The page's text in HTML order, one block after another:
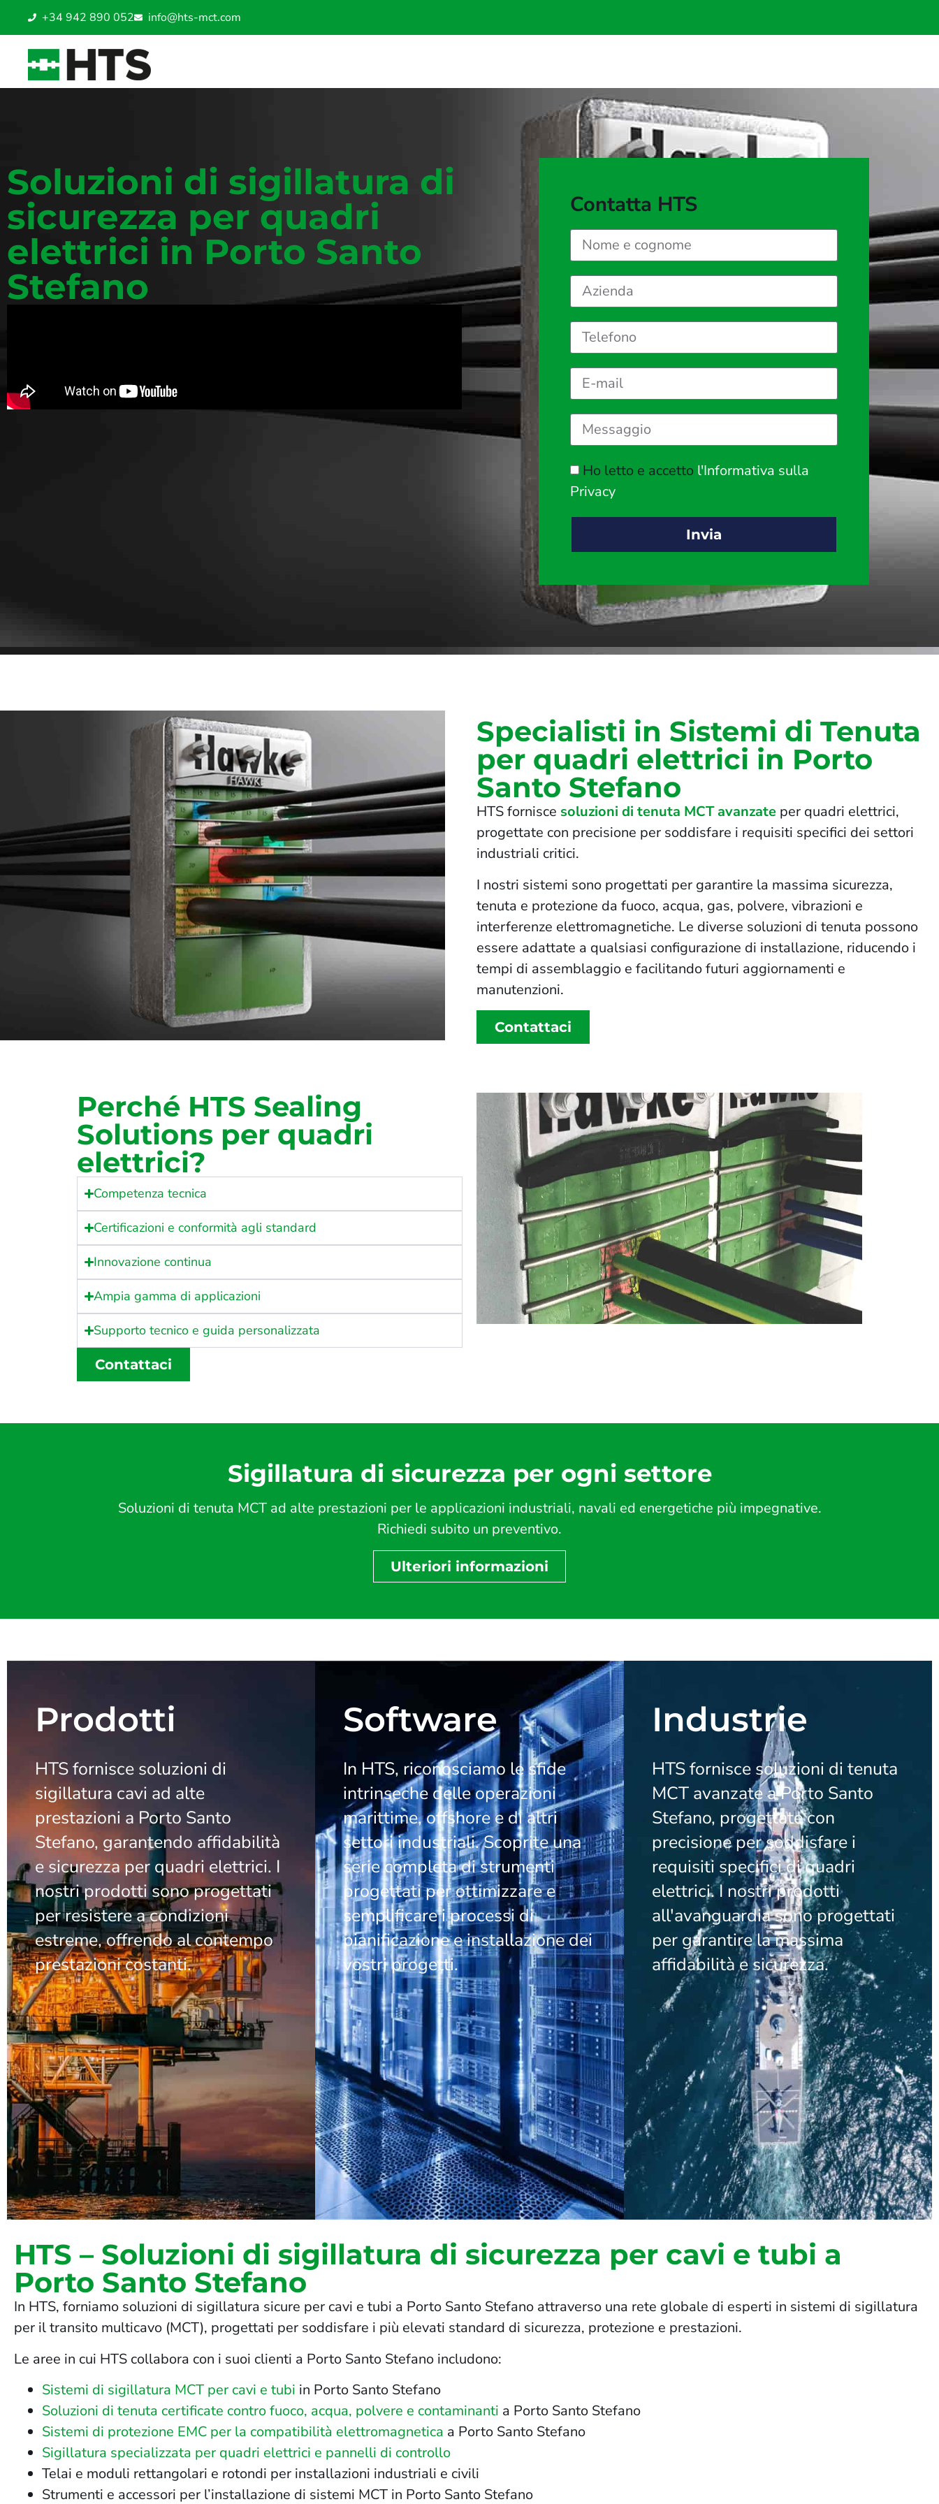
+34 942 890 052 info@hts-mct.com
Soluzioni di sigillatura di
sicurezza per quadri
elettrici in Porto Santo
Stefano
Contatta HTS
Ho letto e accetto l'Informativa sulla
Privacy
Invia
Specialisti in Sistemi di Tenuta
per quadri elettrici in Porto
Santo Stefano
HTS fornisce soluzioni di tenuta MCT avanzate per quadri elettrici,
progettate con precisione per soddisfare i requisiti specifici dei settori
industriali critici.
I nostri sistemi sono progettati per garantire la massima sicurezza,
tenuta e protezione da fuoco, acqua, gas, polvere, vibrazioni e
interferenze elettromagnetiche. Le diverse soluzioni di tenuta possono
essere adattate a qualsiasi configurazione di installazione, riducendo i
tempi di assemblaggio e facilitando futuri aggiornamenti e
manutenzioni.
Contattaci
Perché HTS Sealing
Solutions per quadri
elettrici?
Competenza tecnica
Certificazioni e conformità agli standard
Innovazione continua
Ampia gamma di applicazioni
Supporto tecnico e guida personalizzata
Contattaci
Sigillatura di sicurezza per ogni settore
Soluzioni di tenuta MCT ad alte prestazioni per le applicazioni industriali, navali ed energetiche più impegnative.
Richiedi subito un preventivo.
Ulteriori informazioni
Prodotti
HTS fornisce soluzioni di
sigillatura cavi ad alte
prestazioni a Porto Santo
Stefano, garantendo affidabilità
e sicurezza per quadri elettrici. I
nostri prodotti sono progettati
per resistere a condizioni
estreme, offrendo al contempo
prestazioni costanti.
Software
In HTS, riconosciamo le sfide
intrinseche delle operazioni
marittime, offshore e di altri
settori industriali. Scoprite una
serie completa di strumenti
progettati per ottimizzare e
semplificare i processi di
pianificazione e installazione dei
vostri progetti.
Industrie
HTS fornisce soluzioni di tenuta
MCT avanzate a Porto Santo
Stefano, progettate con
precisione per soddisfare i
requisiti specifici di quadri
elettrici. I nostri prodotti
all'avanguardia sono progettati
per garantire la massima
affidabilità e sicurezza.
HTS – Soluzioni di sigillatura di sicurezza per cavi e tubi a
Porto Santo Stefano
In HTS, forniamo soluzioni di sigillatura sicure per cavi e tubi a Porto Santo Stefano attraverso una rete globale di esperti in sistemi di sigillatura
per il transito multicavo (MCT), progettati per soddisfare i più elevati standard di sicurezza, protezione e prestazioni.
Le aree in cui HTS collabora con i suoi clienti a Porto Santo Stefano includono:
Sistemi di sigillatura MCT per cavi e tubi in Porto Santo Stefano
Soluzioni di tenuta certificate contro fuoco, acqua, polvere e contaminanti a Porto Santo Stefano
Sistemi di protezione EMC per la compatibilità elettromagnetica a Porto Santo Stefano
Sigillatura specializzata per quadri elettrici e pannelli di controllo
Telai e moduli rettangolari e rotondi per installazioni industriali e civili
Strumenti e accessori per l’installazione di sistemi MCT in Porto Santo Stefano